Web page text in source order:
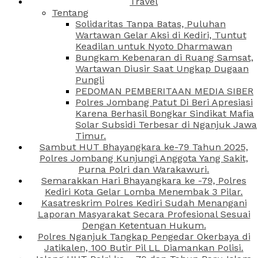
Tentang
Solidaritas Tanpa Batas, Puluhan
Wartawan Gelar Aksi di Kediri, Tuntut
Keadilan untuk Nyoto Dharmawan
Bungkam Kebenaran di Ruang Samsat,
Wartawan Diusir Saat Ungkap Dugaan
Pungli
PEDOMAN PEMBERITAAN MEDIA SIBER
Polres Jombang Patut Di Beri Apresiasi
Karena Berhasil Bongkar Sindikat Mafia
Solar Subsidi Terbesar di Nganjuk Jawa
Timur.
Sambut HUT Bhayangkara ke-79 Tahun 2025,
Polres Jombang Kunjungi Anggota Yang Sakit,
Purna Polri dan Warakawuri.
Semarakkan Hari Bhayangkara ke -79, Polres
Kediri Kota Gelar Lomba Menembak 3 Pilar.
Kasatreskrim Polres Kediri Sudah Menangani
Laporan Masyarakat Secara Profesional Sesuai
Dengan Ketentuan Hukum.
Polres Nganjuk Tangkap Pengedar Okerbaya di
Jatikalen, 100 Butir Pil LL Diamankan Polisi.